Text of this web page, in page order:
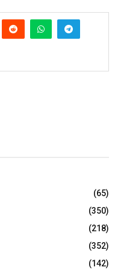
(65)
(350)
(218)
(352)
(142)